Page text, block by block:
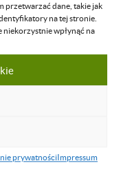
przetwarzać dane, takie jak
na tej stronie.
wpłynąć na
prywatnościImpressum
z zakresu